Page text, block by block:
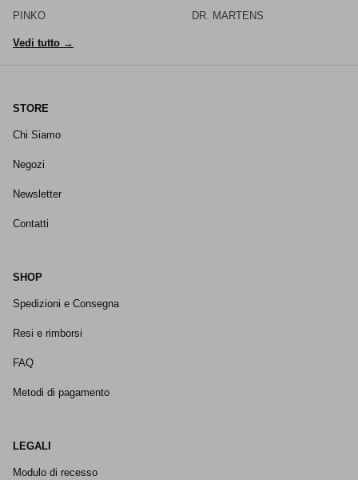
PINKO DR. MARTENS
Vedi tutto →
STORE
Chi Siamo
Negozi
Newsletter
Contatti
SHOP
Spedizioni e Consegna
Resi e rimborsi
FAQ
Metodi di pagamento
LEGALI
Modulo di recesso